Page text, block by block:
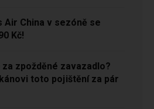
Air China v sezóně se
Kč!
za zpožděné zavazadlo?
toto pojištění za pár